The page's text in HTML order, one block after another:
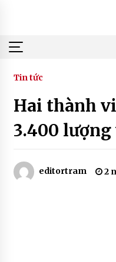
Tin tức
Hai thành
3.400 lượng
editortram 2